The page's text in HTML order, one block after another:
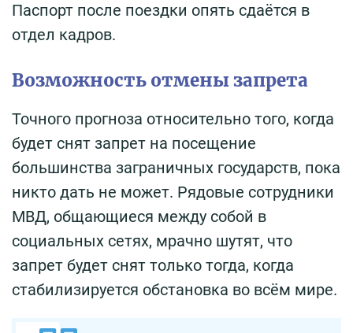
Паспорт после поездки опять сдаётся в
отдел кадров.
Возможность отмены запрета
Точного прогноза относительно того, когда
будет снят запрет на посещение
большинства заграничных государств, пока
никто дать не может. Рядовые сотрудники
МВД, общающиеся между собой в
социальных сетях, мрачно шутят, что
запрет будет снят только тогда, когда
стабилизируется обстановка во всём мире.